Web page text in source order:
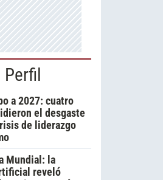
Perfil
a 2027: cuatro
el desgaste
de liderazgo
Mundial: la
reveló